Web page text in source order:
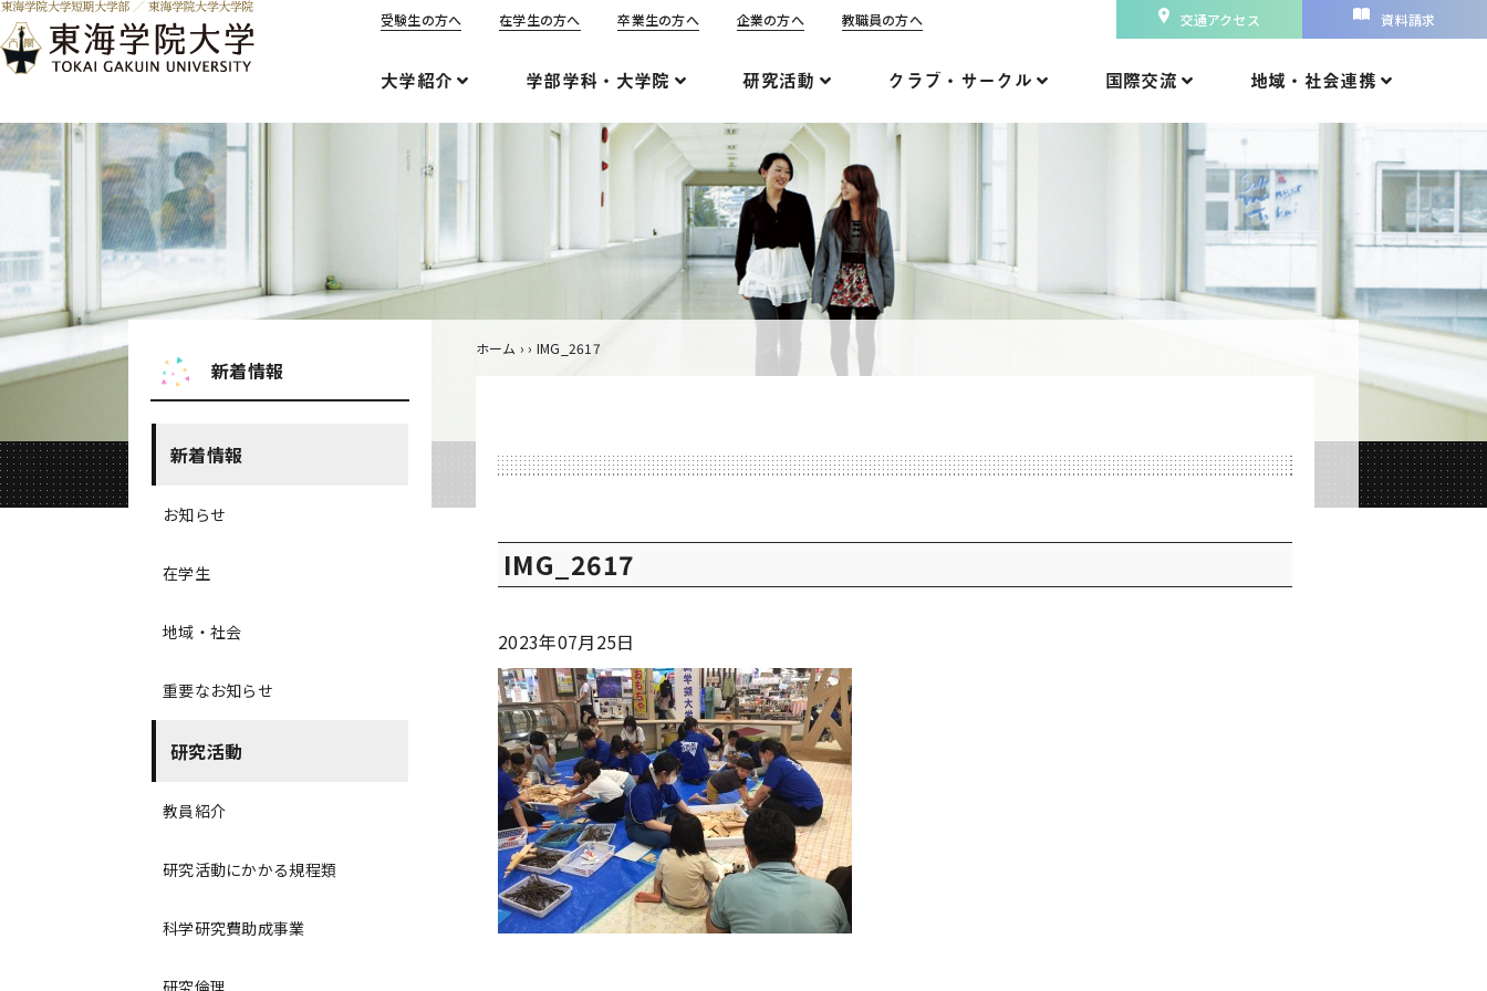
受験生の方へ 在学生の方へ 卒業生の方へ 企業の方へ 教職員の方へ 交通アクセス 資料請求
大学紹介 学部学科・大学院 研究活動 クラブ・サークル 国際交流 地域・社会連携
ホーム ›› IMG_2617
IMG_2617
2023年07月25日
新着情報
新着情報
お知らせ
在学生
地域・社会
重要なお知らせ
研究活動
教員紹介
研究活動にかかる規程類
科学研究費助成事業
研究倫理